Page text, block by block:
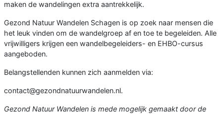
maken de wandelingen extra aantrekkelijk.
Gezond Natuur Wandelen Schagen is op zoek naar mensen die
het leuk vinden om de wandelgroep af en toe te begeleiden. Alle
vrijwilligers krijgen een wandelbegeleiders- en EHBO-cursus
aangeboden.
Belangstellenden kunnen zich aanmelden via:
contact@gezondnatuurwandelen.nl.
Gezond Natuur Wandelen is mede mogelijk gemaakt door de